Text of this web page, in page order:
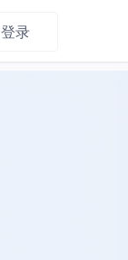
登录